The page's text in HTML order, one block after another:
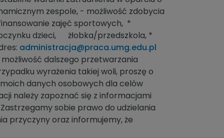
zespole, - możliwość zdobycia
zajęć sportowych, *
dzieci, żłobka/przedszkola, *
administracja@praca.umg.edu.pl
dalszego przetwarzania
wyrażenia takiej woli, proszę o
danych osobowych dla celów
należy zapoznać się z informacjami
Zastrzegamy sobie prawo do udzielania
przyczyny oraz informujemy, że